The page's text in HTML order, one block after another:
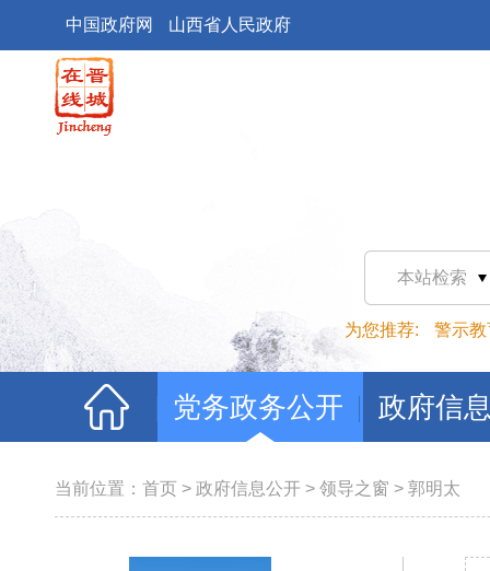
中国政府网 山西省人民政府
本站检索
为您推荐: 警示教
党务政务公开 政府信
当前位置： 首页 > 政府信息公开 > 领导之窗 > 郭明太